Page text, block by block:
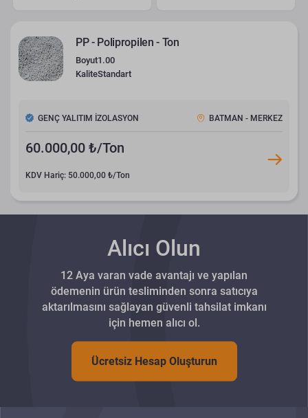
PP - Polipropilen - Ton
Boyut1.00
KaliteStandart
GENÇ YALITIM İZOLASYON BATMAN - MERKEZ
60.000,00 ₺/Ton
KDV Hariç: 50.000,00 ₺/Ton
Alıcı Olun
12 Aya varan vade avantajı ve yapılan
ödemenin ürün tesliminden sonra satıcıya
aktarılmasını sağlayan güvenli tahsilat imkanı
için hemen alıcı ol.
Ücretsiz Hesap Oluşturun